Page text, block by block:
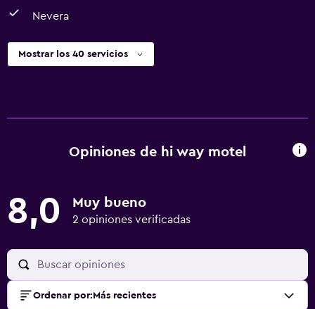
Nevera
Mostrar los 40 servicios
Opiniones de hi way motel
8,0 Muy bueno
2 opiniones verificadas
Ordenar por: Más recientes